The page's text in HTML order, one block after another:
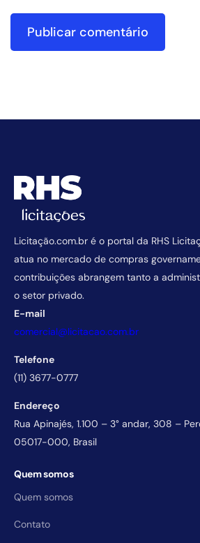
Licitação.com.br é o portal da RHS
atua no mercado de compras
contribuições abrangem tanto a
o setor privado.
E-mail
comercial@licitacao.com.br
Telefone
(11) 3677-0777
Endereço
Rua Apinajés, 1.100 – 3° andar, 308 –
05017-000, Brasil
Quem somos
Quem somos
Contato